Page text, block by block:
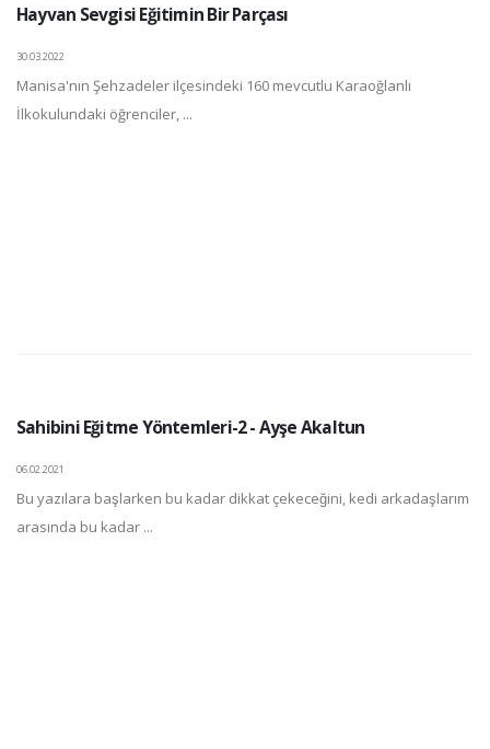
Hayvan Sevgisi Eğitimin Bir Parçası
30.03.2022
Manisa'nın Şehzadeler ilçesindeki 160 mevcutlu Karaoğlanlı
İlkokulundaki öğrenciler, ...
Sahibini Eğitme Yöntemleri-2 - Ayşe Akaltun
06.02.2021
Bu yazılara başlarken bu kadar dikkat çekeceğini, kedi arkadaşlarım
arasında bu kadar ...